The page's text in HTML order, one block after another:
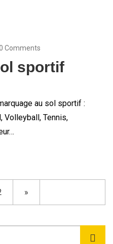
Comments
sportif
au sol sportif :
Volleyball, Tennis,
»